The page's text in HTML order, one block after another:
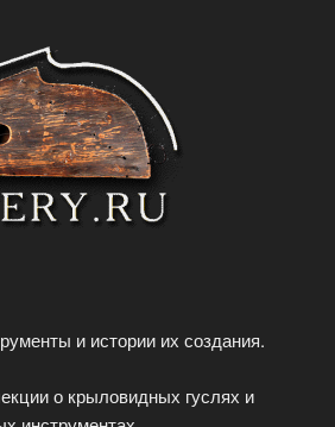
и истории их создания.
о крыловидных гуслях и